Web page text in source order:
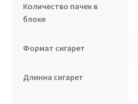
Количество пачек в
блоке
Формат сигарет
Длинна сигарет